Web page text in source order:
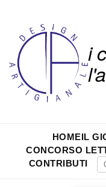
i
HOMEIL
CONCORSO
CONTRIBUTI